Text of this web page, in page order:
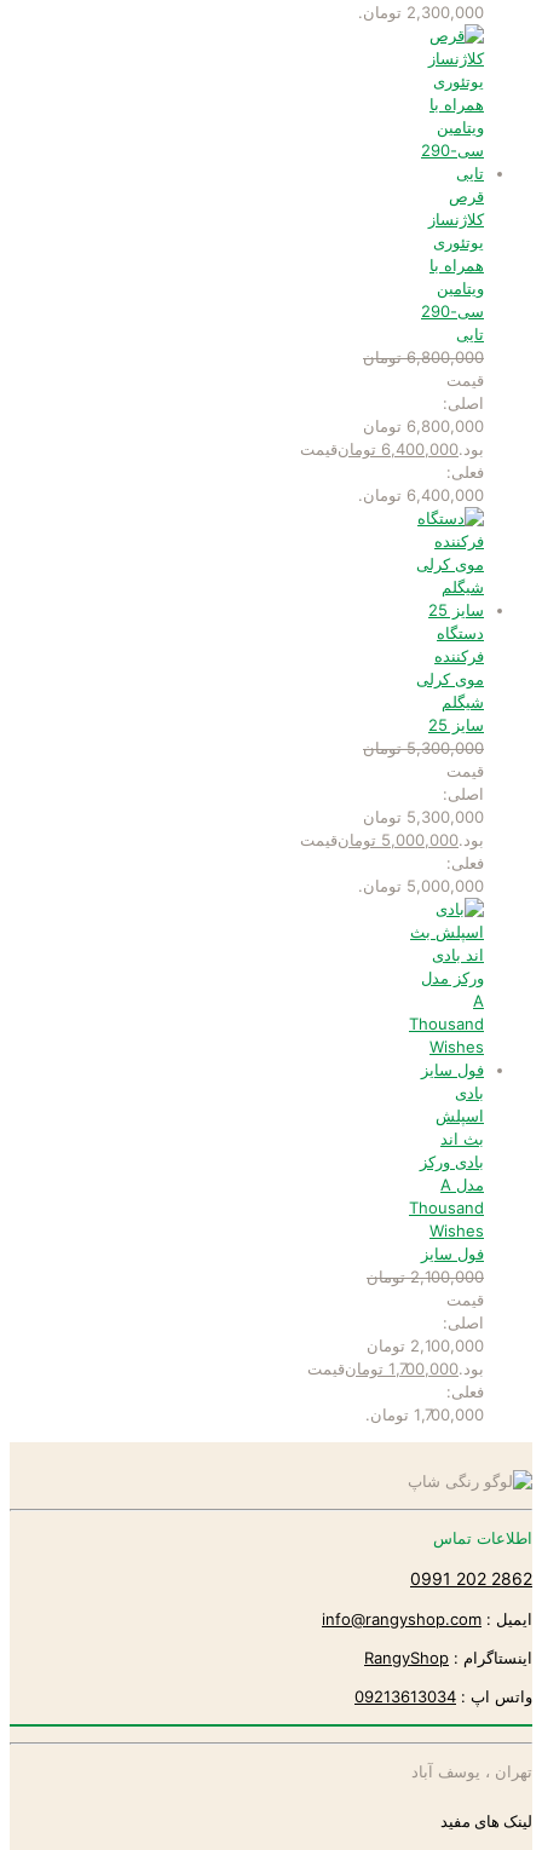
2,300,000 تومان.
قرص
کلاژنساز
یوتئوری
همراه با
ویتامین
سی-290
تایی
6,800,000 تومان
قیمت
اصلی:
6,800,000 تومان
بود.6,400,000 تومانقیمت
فعلی:
6,400,000 تومان.
دستگاه
فرکننده
موی کرلی
شیگلم
سایز 25
5,300,000 تومان
قیمت
اصلی:
5,300,000 تومان
بود.5,000,000 تومانقیمت
فعلی:
5,000,000 تومان.
بادی
اسپلش
بث اند
بادی ورکز
مدل A
Thousand
Wishes
فول سایز
2,100,000 تومان
قیمت
اصلی:
2,100,000 تومان
بود.1,700,000 تومانقیمت
فعلی:
1,700,000 تومان.
اطلاعات تماس
2862 202 0991
ایمیل : info@rangyshop.com
اینستاگرام : RangyShop
واتس اپ : 09213613034
تهران ، یوسف آباد
لینک های مفید